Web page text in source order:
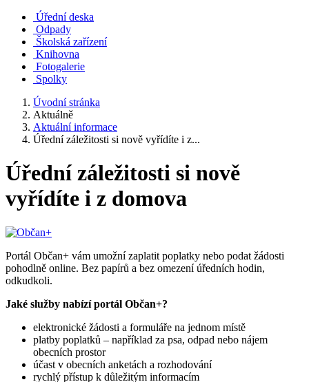
Úřední deska
Odpady
Školská zařízení
Knihovna
Fotogalerie
Spolky
Úvodní stránka
Aktuálně
Aktuální informace
Úřední záležitosti si nově vyřídíte i z...
Úřední záležitosti si nově
vyřídíte i z domova
Portál Občan+ vám umožní zaplatit poplatky nebo podat žádosti
pohodlně online. Bez papírů a bez omezení úředních hodin,
odkudkoli.
Jaké služby nabízí portál Občan+?
elektronické žádosti a formuláře na jednom místě
platby poplatků – například za psa, odpad nebo nájem
obecních prostor
účast v obecních anketách a rozhodování
rychlý přístup k důležitým informacím